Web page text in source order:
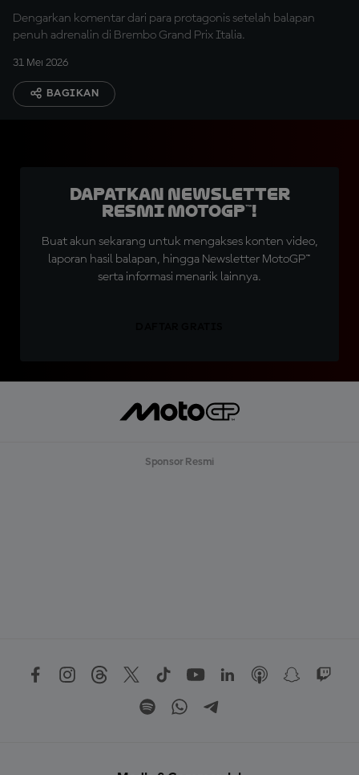
Dengarkan komentar dari para protagonis setelah balapan
penuh adrenalin di Brembo Grand Prix Italia.
31 Mei 2026
BAGIKAN
Dapatkan Newsletter
Resmi MotoGP™!
Buat akun sekarang untuk mengakses konten video,
laporan hasil balapan, hingga Newsletter MotoGP™
serta informasi menarik lainnya.
Sponsor Resmi